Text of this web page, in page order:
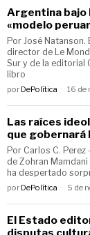
Argentina bajo
«modelo
Por José
director de Le
Sur y de la editorial
libro
por DePolítica 16 de
Las raíces
que gobernará
Por Carlos C. Perez
de Zohran
ha despertado
por DePolítica 5 de
El Estado